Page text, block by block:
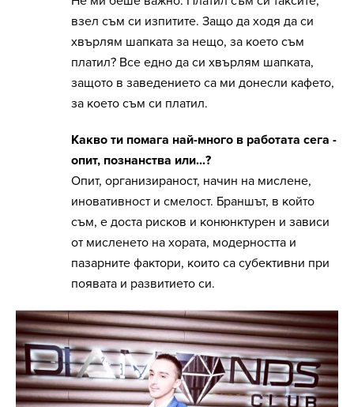
взел съм си изпитите. Защо да ходя да си
хвърлям шапката за нещо, за което съм
платил? Все едно да си хвърлям шапката,
защото в заведението са ми донесли кафето,
за което съм си платил.
Какво ти помага най-много в работата сега -
опит, познанства или...?
Опит, организираност, начин на мислене,
иновативност и смелост. Браншът, в който
съм, е доста рисков и конюнктурен и зависи
от мисленето на хората, модерността и
пазарните фактори, които са субективни при
появата и развитието си.